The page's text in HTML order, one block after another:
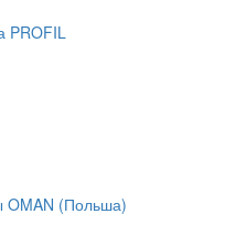
PROFIL
OMAN (Польша)